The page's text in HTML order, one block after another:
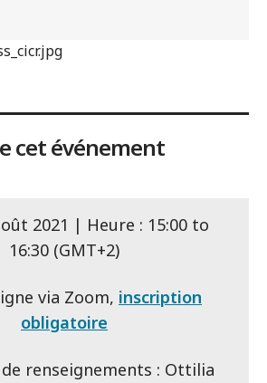
cet événement
2021 | Heure : 15:00 to
16:30 (GMT+2)
via Zoom, inscription
obligatoire
de renseignements : Ottilia